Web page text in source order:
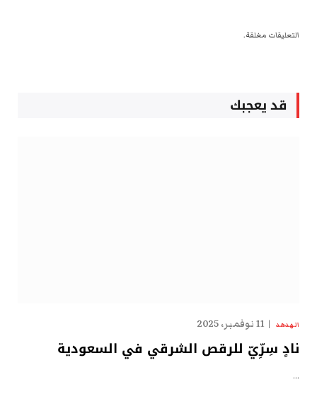
التعليقات مغلقة.
قد يعجبك
الهدهد 11 نوفمبر، 2025
نادٍ سِرِّيّ للرقص الشرقي في السعودية
…